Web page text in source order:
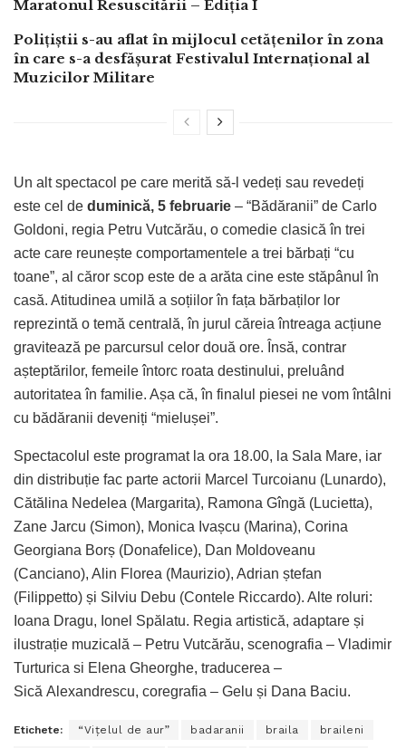
Maratonul Resuscitării – Ediția I
Polițiștii s-au aflat în mijlocul cetățenilor în zona
în care s-a desfășurat Festivalul Internațional al
Muzicilor Militare
Un alt spectacol pe care merită să-l vedeți sau revedeți
este cel de duminică, 5 februarie – “Bădăranii” de Carlo
Goldoni, regia Petru Vutcărău, o comedie clasică în trei
acte care reunește comportamentele a trei bărbați “cu
toane”, al căror scop este de a arăta cine este stăpânul în
casă. Atitudinea umilă a soțiilor în fața bărbaților lor
reprezintă o temă centrală, în jurul căreia întreaga acțiune
gravitează pe parcursul celor două ore. Însă, contrar
așteptărilor, femeile întorc roata destinului, preluând
autoritatea în familie. Așa că, în finalul piesei ne vom întâlni
cu bădăranii deveniți “mielușei”.
Spectacolul este programat la ora 18.00, la Sala Mare, iar
din distribuție fac parte actorii Marcel Turcoianu (Lunardo),
Cătălina Nedelea (Margarita), Ramona Gîngă (Lucietta),
Zane Jarcu (Simon), Monica Ivașcu (Marina), Corina
Georgiana Borș (Donafelice), Dan Moldoveanu
(Canciano), Alin Florea (Maurizio), Adrian ștefan
(Filippetto) și Silviu Debu (Contele Riccardo). Alte roluri:
Ioana Dragu, Ionel Spălatu. Regia artistică, adaptare și
ilustrație muzicală – Petru Vutcărău, scenografia – Vladimir
Turturica si Elena Gheorghe, traducerea –
Sică Alexandrescu, coregrafia – Gelu și Dana Baciu.
Etichete: “Vițelul de aur” badaranii braila braileni